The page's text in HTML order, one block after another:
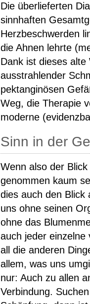
Die überlieferten
sinnhaften
Herzbeschwerden
die Ahnen lehrte
Dank ist dieses
ausstrahlender
pektanginösen
Weg, die Therapie
moderne
Sinn in der
Wenn also der
genommen kaum
dies auch den Blick
uns ohne seinen
ohne das
auch jeder einzelne
all die anderen
allem, was uns
nur: Auch zu allen
Verbindung.